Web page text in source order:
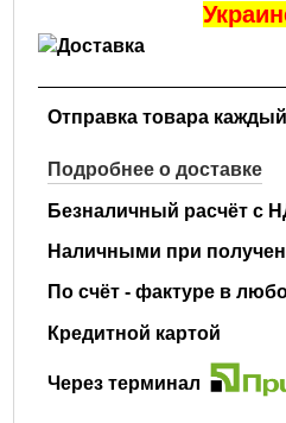
Отправка товара
Подробнее о доставке
Безналичный расчёт с
Наличными при
По счёт - фактуре в
Кредитной картой
Через терминал